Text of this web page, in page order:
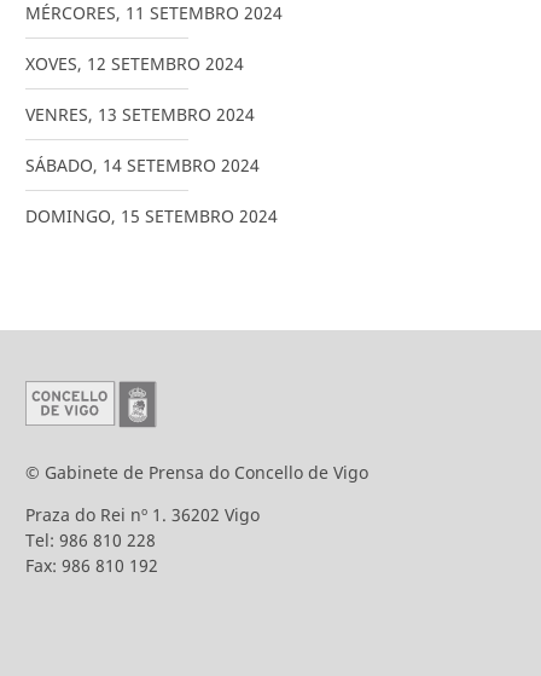
MÉRCORES, 11 SETEMBRO 2024
XOVES, 12 SETEMBRO 2024
VENRES, 13 SETEMBRO 2024
SÁBADO, 14 SETEMBRO 2024
DOMINGO, 15 SETEMBRO 2024
© Gabinete de Prensa do Concello de Vigo
Praza do Rei nº 1. 36202 Vigo
Tel: 986 810 228
Fax: 986 810 192